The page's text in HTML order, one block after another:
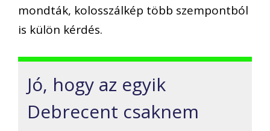
mondták, kolosszálkép több szempontból
is külön kérdés.
Jó, hogy az egyik
Debrecent csaknem